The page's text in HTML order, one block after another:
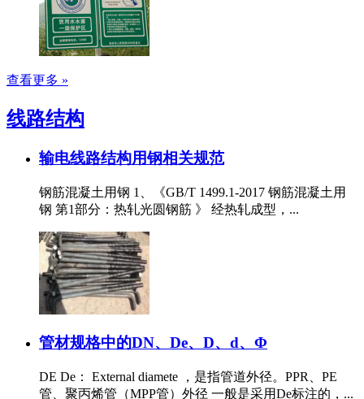
查看更多 »
线路结构
输电线路结构用钢相关规范
钢筋混凝土用钢 1、《GB/T 1499.1-2017 钢筋混凝土用
钢 第1部分：热轧光圆钢筋 》 经热轧成型，...
管材规格中的DN、De、D、d、Φ
DE De： External diamete ，是指管道外径。PPR、PE
管、聚丙烯管（MPP管）外径 一般是采用De标注的，...